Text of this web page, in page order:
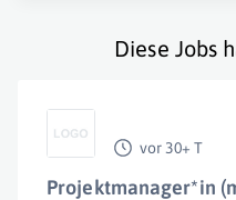
Diese Jobs
vor 30+ T
Projektmanager*in